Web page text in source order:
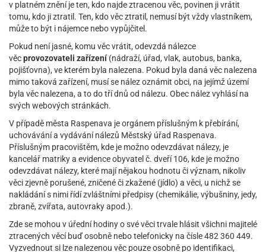
v platném znění je ten, kdo najde ztracenou věc, povinen ji vrátit
tomu, kdo ji ztratil. Ten, kdo věc ztratil, nemusí být vždy vlastníkem,
může to být i nájemce nebo vypůjčitel.
Pokud není jasné, komu věc vrátit, odevzdá nálezce
věcprovozovateli zařízení (nádraží, úřad, vlak, autobus, banka,
pojišťovna), ve kterém byla nalezena. Pokud byla daná věc nalezena
mimo taková zařízení, musí se nález oznámit obci, na jejímž území
byla věc nalezena, a to do tří dnů od nálezu. Obec nález vyhlásí na
svých webových stránkách.
V případě města Raspenava je orgánem příslušným k přebírání,
uchovávání a vydávání nálezů Městský úřad Raspenava.
Příslušným pracovištěm, kde je možno odevzdávat nálezy, je
kancelář matriky a evidence obyvatel č. dveří 106, kde je možno
odevzdávat nálezy, které mají nějakou hodnotu či význam, nikoliv
věci zjevně porušené, zničené či zkažené (jídlo) a věci, u nichž se
nakládání s nimi řídí zvláštními předpisy (chemikálie, výbušniny, jedy,
zbraně, zvířata, autovraky apod.).
Zde se mohou v úřední hodiny o své věci trvale hlásit všichni majitelé
ztracených věcí buď osobně nebo telefonicky na čísle 482 360 449.
Vyzvednout si lze nalezenou věc pouze osobně po identifikaci,